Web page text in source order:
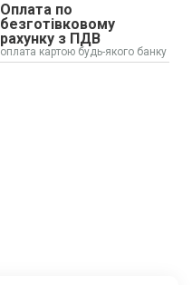
Оплата по
безготівковому
рахунку з ПДВ
оплата картою будь-якого банку